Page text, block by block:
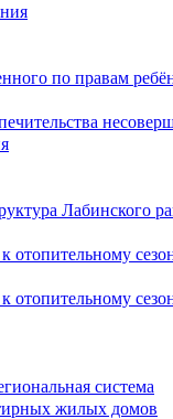
по правам
Лабинского
отопительному
отопительному
система
жилых домов